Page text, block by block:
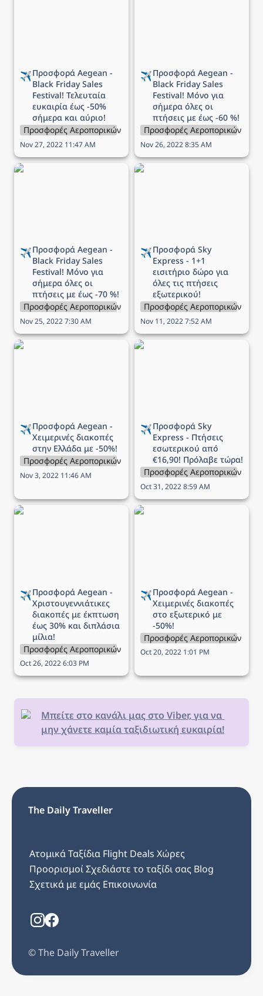
✈️
Black Friday Sales
Festival! Τελευταία
ευκαιρία έως -50%
σήμερα και αύριο!
Προσφορές Αεροπορικών Εταιρειών
Nov 27, 2022 11:47 AM
✈️
Black Friday Sales
Festival! Μόνο για
σήμερα όλες οι
πτήσεις με έως -60 %!
Προσφορές Αεροπορικών
Nov 26, 2022 8:35 AM
Προσφορά Aegean -
✈️
Black Friday Sales
Festival! Μόνο για
σήμερα όλες οι
πτήσεις με έως -70 %!
Προσφορές Αεροπορικών Εταιρειών
Nov 25, 2022 7:30 AM
Προσφορά Sky Express -
✈️Προσφορά Sky
Express - 1+1
εισιτήριο δώρο για
όλες τις πτήσεις
εξωτερικού!
Προσφορές Αεροπορικών
Nov 11, 2022 7:52 AM
Προσφορά Aegean -
✈️
Χειμερινές διακοπές
στην Ελλάδα με -50%!
Προσφορές Αεροπορικών Εταιρειών
Nov 3, 2022 11:46 AM
Προσφορά Sky Express -
✈️Προσφορά Sky
Express - Πτήσεις
εσωτερικού από
€16,90! Πρόλαβε τώρα!
Προσφορές Αεροπορικών
Oct 31, 2022 8:59 AM
Προσφορά Aegean -
✈️
Χριστουγεννιάτικες
διακοπές με έκπτωση
έως 30% και διπλάσια
μίλια!
Προσφορές Αεροπορικών Εταιρειών
Oct 26, 2022 6:03 PM
Προσφορά Aegean -
✈️
Χειμερινές διακοπές
στο εξωτερικό με
-50%!
Προσφορές Αεροπορικών
Oct 20, 2022 1:01 PM
Μπείτε στο κανάλι μας στο Viber, για να
μην χάνετε καμία ταξιδιωτική ευκαιρία!
The Daily Traveller
Ατομικά Ταξίδια Flight Deals Χώρες
ΠροορισμοίΣχεδιάστε το ταξίδι σας Blog
Σχετικά με εμάς Επικοινωνία
©️ The Daily Traveller